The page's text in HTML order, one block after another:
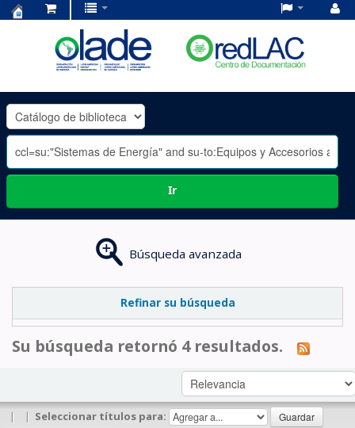
OLADE
-
Ir
Búsqueda avanzada
Refinar su búsqueda
Su búsqueda retornó 4 resultados.
| | Seleccionar títulos para: